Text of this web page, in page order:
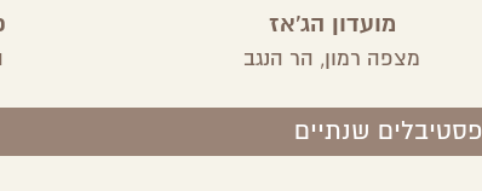
מועדון הג'אז
מצפה רמון, הר הנגב
פסטיבלים שנתיים